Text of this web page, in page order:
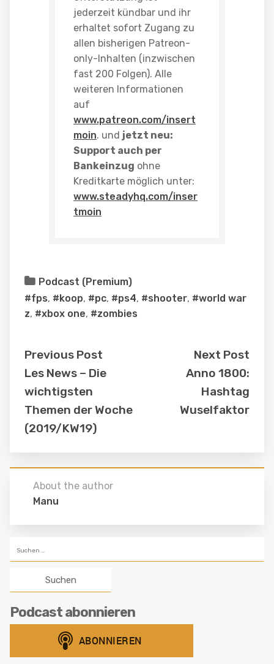
jederzeit kündbar und ihr
erhaltet sofort Zugang zu
allen bisherigen Patreon-
only-Inhalten (inzwischen
fast 200 Folgen). Alle
weiteren Informationen
auf
www.patreon.com/insert
moin. und jetzt neu:
Support auch per
Bankeinzug ohne
Kreditkarte möglich unter:
www.steadyhq.com/inser
tmoin
Podcast (Premium)
#fps, #koop, #pc, #ps4, #shooter, #world war
z, #xbox one, #zombies
Previous Post
Les News – Die
wichtigsten
Themen der Woche
(2019/KW19)
Next Post
Anno 1800:
Hashtag
Wuselfaktor
About the author
Manu
nach:
Podcast abonnieren